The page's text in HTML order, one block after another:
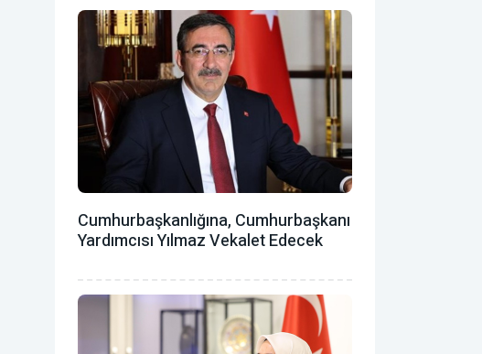
Cumhurbaşkanlığına, Cumhurbaşkanı
Yardımcısı Yılmaz Vekalet Edecek